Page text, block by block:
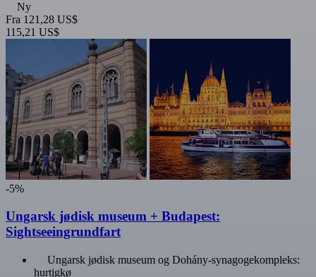
Ny
Fra 121,28 US$
115,21 US$
-5%
Ungarsk jødisk museum + Budapest:
Sightseeingrundfart
Ungarsk jødisk museum og Dohány-synagogekompleks:
hurtigkø